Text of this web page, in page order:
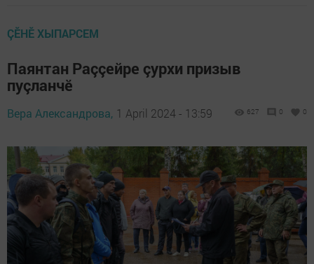
ÇӖНӖ ХЫПАРСЕМ
Паянтан Раççейре çурхи призыв
пуçланчӗ
Вера Александрова, 1 April 2024 - 13:59 627 0 0